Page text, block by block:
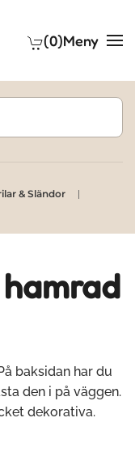
(0)Meny
& Sländor
baksidan har du
den i på väggen.
dekorativa.